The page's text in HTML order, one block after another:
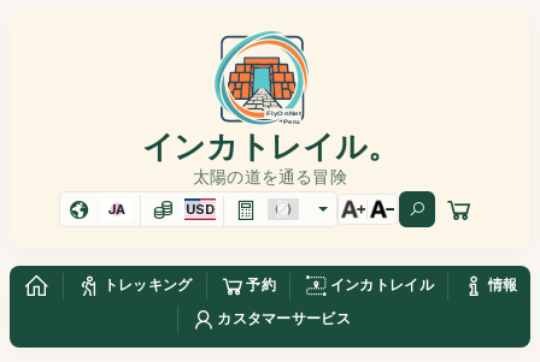
インカトレイル。
太陽の道を通る冒険
JA USD
トレッキング 予約 インカトレイル
情報
カスタマーサービス